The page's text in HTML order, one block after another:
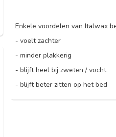
Enkele voordelen van Italwax
- voelt zachter
- minder plakkerig
- blijft heel bij zweten / vocht
- blijft beter zitten op het bed